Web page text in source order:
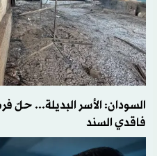
السودان: الأسر البديلة... حلّ
فاقدي السند